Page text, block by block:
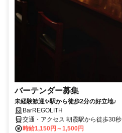
バーテンダー募集
未経験歓迎✨駅から徒歩2分の好立地♪
BarREGOLITH
交通・アクセス 朝霞駅から徒歩30秒
時給1,150円～1,500円